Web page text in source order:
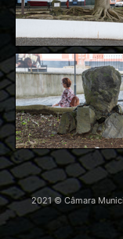
2021 © Câmara